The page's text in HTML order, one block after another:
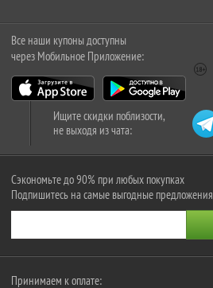
Все наши купоны доступны
через Мобильное Приложение:
Ищите скидки поблизости,
не выходя из чата:
Сэкономьте до 90% при любых покупках
Подпишитесь на самые выгодные предложения
Принимаем к оплате: